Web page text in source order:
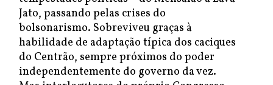
Jato, passando pelas crises do
bolsonarismo. Sobreviveu graças à
habilidade de adaptação típica dos caciques
do Centrão, sempre próximos do poder
independentemente do governo da vez.